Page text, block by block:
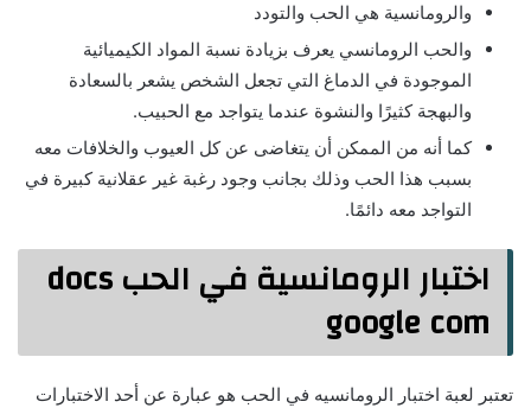
والرومانسية هي الحب والتودد
والحب الرومانسي يعرف بزيادة نسبة المواد الكيميائية
الموجودة في الدماغ التي تجعل الشخص يشعر بالسعادة
والبهجة كثيرًا والنشوة عندما يتواجد مع الحبيب.
كما أنه من الممكن أن يتغاضى عن كل العيوب والخلافات معه
بسبب هذا الحب وذلك بجانب وجود رغبة غير عقلانية كبيرة في
التواجد معه دائمًا.
اختبار الرومانسية في الحب docs
google com
تعتبر لعبة اختبار الرومانسيه في الحب هو عبارة عن أحد الاختبارات